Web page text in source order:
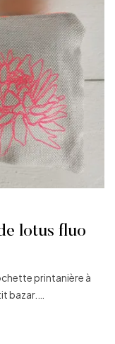
lotus fluo
printanière à
bazar.…